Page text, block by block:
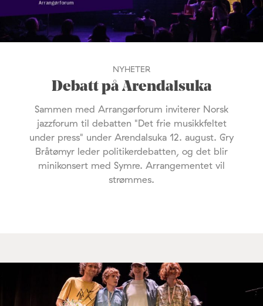
NYHETER
Debatt på Arendalsuka
Sammen med Arrangørforum inviterer Norsk
jazzforum til debatten "Det frie musikkfeltet
under press" under Arendalsuka 12. august. Gry
Bråtømyr leder politikerdebatten, og det blir
minikonsert med Symre. Arrangementet vil
strømmes.